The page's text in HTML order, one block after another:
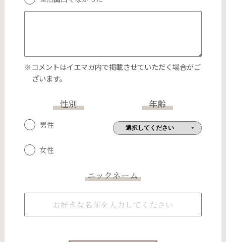
※コメントはイエマガ内で掲載させていただく場合がご
ざいます。
性別
男性
女性
年齢
ニックネーム